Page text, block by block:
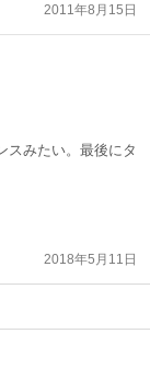
2011年8月15日
スみたい。最後にタ
2018年5月11日